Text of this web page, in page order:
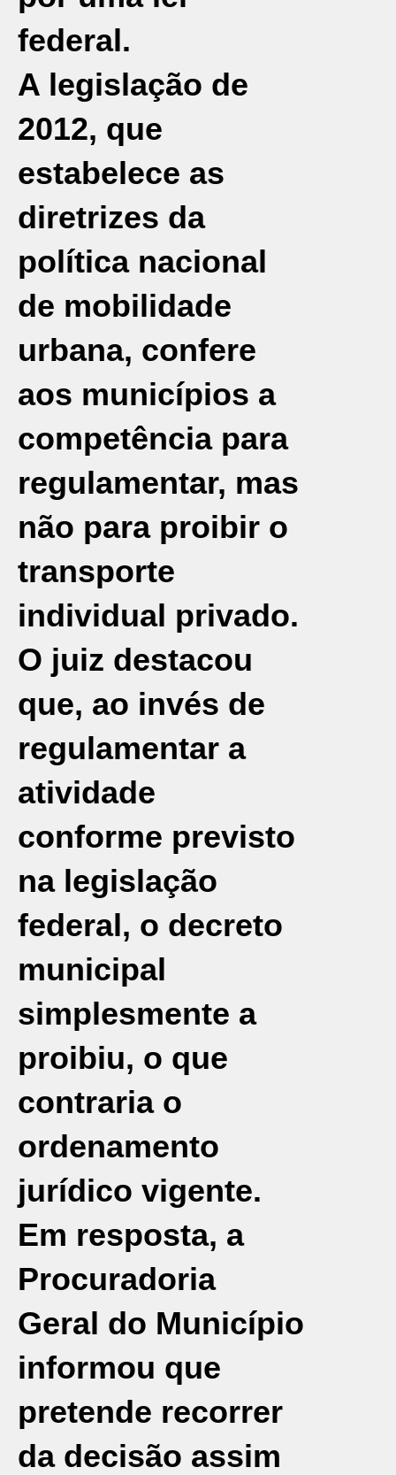
federal.
A legislação de
2012, que
estabelece as
diretrizes da
política nacional
de mobilidade
urbana, confere
aos municípios a
competência para
regulamentar, mas
não para proibir o
transporte
individual privado.
O juiz destacou
que, ao invés de
regulamentar a
atividade
conforme previsto
na legislação
federal, o decreto
municipal
simplesmente a
proibiu, o que
contraria o
ordenamento
jurídico vigente.
Em resposta, a
Procuradoria
Geral do Município
informou que
pretende recorrer
da decisão assim